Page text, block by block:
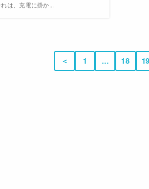
は、充電に掛か...
＜ 1 … 18 19